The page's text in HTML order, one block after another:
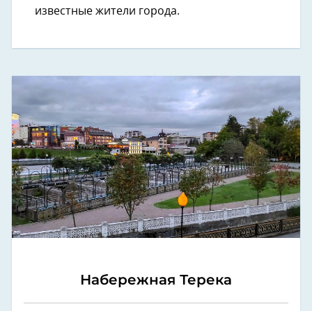
известные жители города.
Набережная Терека